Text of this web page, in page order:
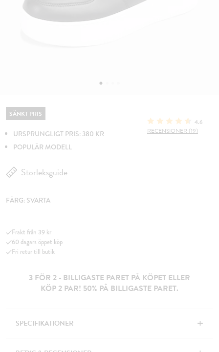
SÄNKT PRIS
URSPRUNGLIGT PRIS: 380 KR
POPULÄR MODELL
4.6
RECENSIONER (19)
Storleksguide
FÄRG: SVARTA
Frakt från 39 kr
60 dagars öppet köp
Fri retur till butik
3 FÖR 2 - BILLIGASTE PARET PÅ KÖPET ELLER
KÖP 2 PAR! 50% PÅ BILLIGASTE PARET.
SPECIFIKATIONER +